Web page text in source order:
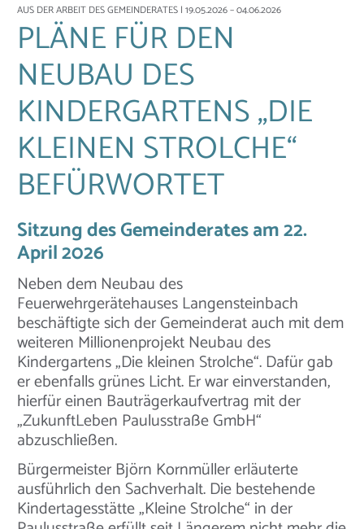
AUS DER ARBEIT DES GEMEINDERATES | 19.05.2026 – 04.06.2026
PLÄNE FÜR DEN
NEUBAU DES
KINDERGARTENS „DIE
KLEINEN STROLCHE“
BEFÜRWORTET
Sitzung des Gemeinderates am 22.
April 2026
Neben dem Neubau des
Feuerwehrgerätehauses Langensteinbach
beschäftigte sich der Gemeinderat auch mit dem
weiteren Millionenprojekt Neubau des
Kindergartens „Die kleinen Strolche“. Dafür gab
er ebenfalls grünes Licht. Er war einverstanden,
hierfür einen Bauträgerkaufvertrag mit der
„ZukunftLeben Paulusstraße GmbH“
abzuschließen.
Bürgermeister Björn Kornmüller erläuterte
ausführlich den Sachverhalt. Die bestehende
Kindertagesstätte „Kleine Strolche“ in der